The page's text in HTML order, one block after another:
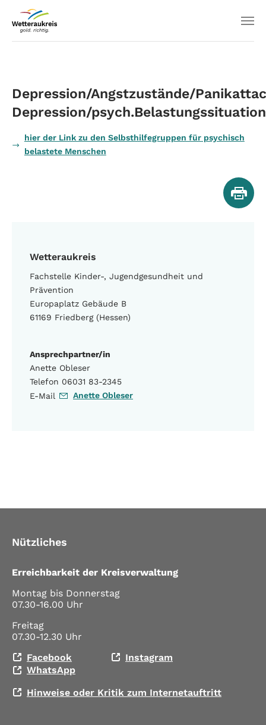
Wetteraukreis
Fachstelle Kinder-, Jugendgesundheit und
Prävention
Europaplatz Gebäude B
61169 Friedberg (Hessen)
Ansprechpartner/in
Anette Obleser
Telefon 06031 83-2345
E-Mail
Anette Obleser
Depression/Angstzustände/
Depression/
hier der Link zu den Selbsthilfegruppen für psychisch
belastete Menschen
Nützliches
Erreichbarkeit der Kreisverwaltung
Montag bis Donnerstag
07.30-16.00 Uhr
Freitag
07.30-12.30 Uhr
Facebook
Instagram
WhatsApp
Hinweise oder Kritik zum Internetauftritt